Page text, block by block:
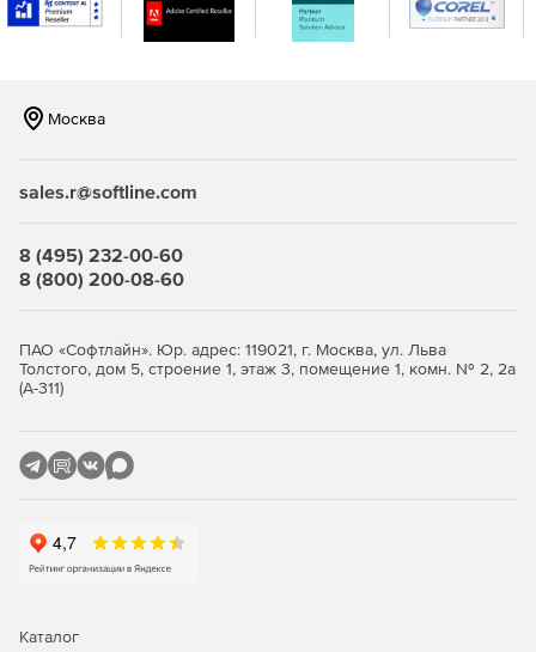
Rogue Detection – обнаружение неавторизованного
использования (в битах в секунду и в процентах) всех
Network Monitor – мониторинг доступности и скорости
Config File Manager – загрузка файлов конфигураций
устройств Cisco и их отображение. Цветовая
DHCP Scope Monitor – поиск доступных и
отправляемых с сетевых устройств.
сети.
Device Explorer – просмотр подробной информации об
Москва
sales.r@softline.com
8 (495) 232-00-60
8 (800) 200-08-60
ПАО «Софтлайн». Юр. адрес: 119021, г. Москва, ул. Льва
Толстого, дом 5, строение 1, этаж 3, помещение 1, комн. № 2, 2а
(А-311)
Каталог